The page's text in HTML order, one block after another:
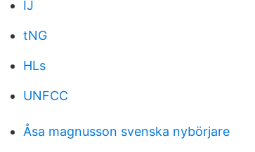
IJ
tNG
HLs
UNFCC
Åsa magnusson svenska nybörjare